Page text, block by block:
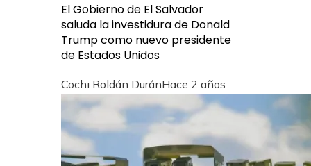
El Gobierno de El Salvador
saluda la investidura de Donald
Trump como nuevo presidente
de Estados Unidos
Cochi Roldán DuránHace 2 años